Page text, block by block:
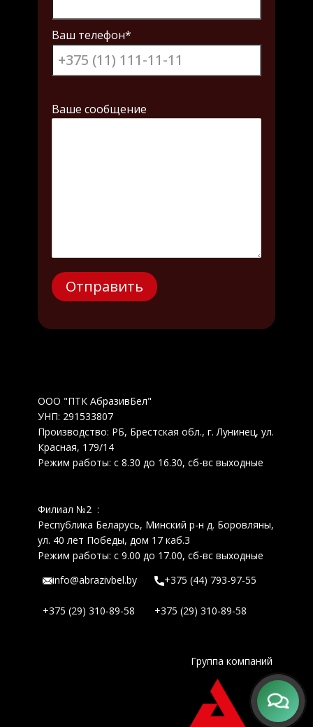
Ваш телефон*
Ваше сообщение
ООО "ПТК АбразивБел"
УНП: 291533807
Производство: РБ, Брестская обл., г. Лунинец, ул.
Красная, 179/14
Режим работы: с 8.30 до 16.30, сб-вс выходные
Филиал №2 :
Республика Беларусь, Минский р-н д. Боровляны,
ул. 40 лет Победы, дом 17 каб.3
Режим работы: с 9.00 до 17.00, сб-вс выходные
info@abrazivbel.by
+375 (44) 793-97-55
+375 (29) 310-89-58 +375 (29) 310-89-58
Группа компаний